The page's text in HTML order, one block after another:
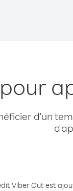
d'un
Viber Out est